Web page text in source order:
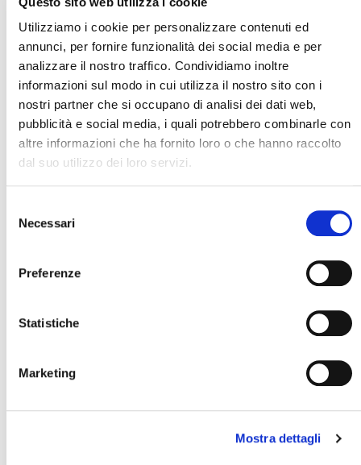
Utilizziamo i cookie per personalizzare contenuti ed
annunci, per fornire funzionalità dei social media e per
analizzare il nostro traffico. Condividiamo inoltre
informazioni sul modo in cui utilizza il nostro sito con i
nostri partner che si occupano di analisi dei dati web,
pubblicità e social media, i quali potrebbero combinarle con
altre informazioni che ha fornito loro o che hanno raccolto
dal suo utilizzo dei loro servizi.
delNecessari
Preferenze
Statistiche
Marketing
Mostra dettagli
MILLENNIUM
INDUSTRIAL
Laminatrice con rullo superiore riscaldato per materiali
Pannello touch screen
girevole per massima comodità di utilizzo